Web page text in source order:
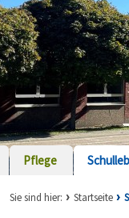
Pflege
Sie sind hier: Startseite